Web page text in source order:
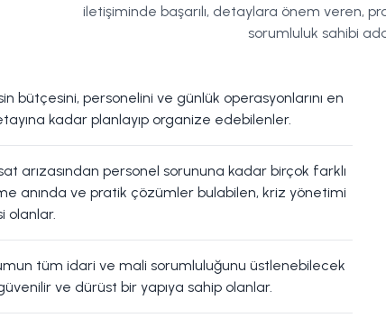
iletişiminde başarılı, detaylara önem veren,
sorumluluk sahibi
bütçesini, personelini ve günlük operasyonlarını en
kadar planlayıp organize edebilenler.
arızasından personel sorununa kadar birçok farklı
anında ve pratik çözümler bulabilen, kriz yönetimi
olanlar.
tüm idari ve mali sorumluluğunu üstlenebilecek
ve dürüst bir yapıya sahip olanlar.